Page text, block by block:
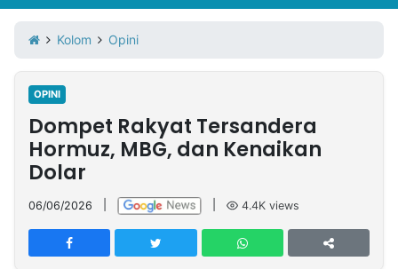
Iklan
Berita
Kami
Nasional
International
Olahraga
Entertainment
Daerah
Pariwisata
Kuliner
Kolom
Network
PT
TREETAN
Kolom Opini
OPINI
Dompet Rakyat Tersandera
Hormuz, MBG, dan Kenaikan
Dolar
06/06/2026 4.4K views